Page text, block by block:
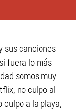
sus canciones
fuera lo más
somos muy
no culpo al
culpo a la playa,